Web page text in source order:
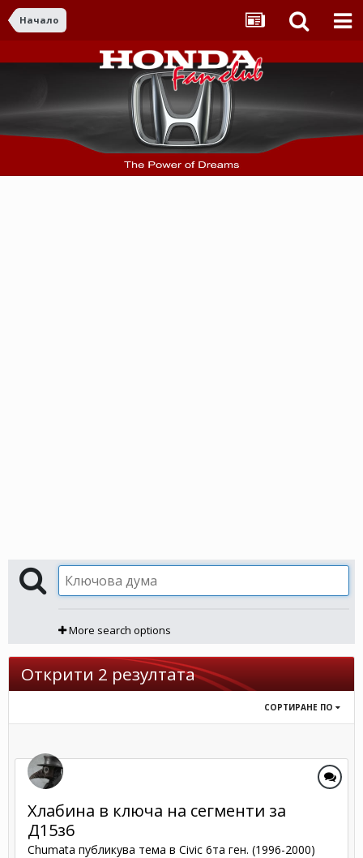
Начало
More search options
Открити 2 резултата
СОРТИРАНЕ ПО
Хлабина в ключа на сегменти за
Д15з6
Chumata публикува тема в Civic 6та ген. (1996-2000)